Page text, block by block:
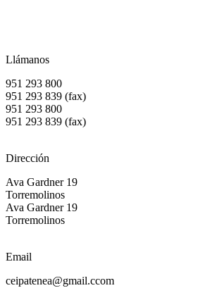
Llámanos
951 293 800
951 293 839 (fax)
951 293 800
951 293 839 (fax)
Dirección
Ava Gardner 19
Torremolinos
Ava Gardner 19
Torremolinos
Email
ceipatenea@gmail.ccom